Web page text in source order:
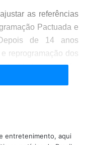
as referências
Pactuada e
de 14 anos
reprogramação dos
em saúde.
da hospitalar.
outros locais de
passará a entrar no
entretenimento, aqui